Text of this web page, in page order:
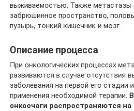
выживаемостью. Также метастазы
забрюшинное пространство,
пузырь, тонкий кишечник и мозг.
Описание процесса
При онкологических процессах
развиваются в случае отсутствия
заболевания на первой его стадии
применения необходимой терапии.
онкоочаги распространяются на